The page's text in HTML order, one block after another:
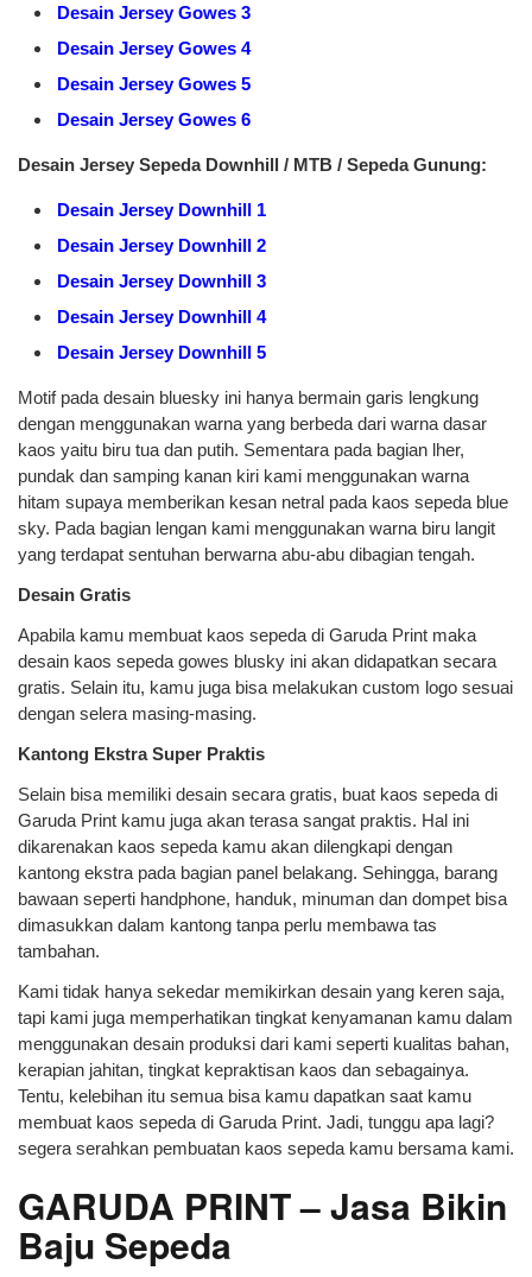
Desain Jersey Gowes 3
Desain Jersey Gowes 4
Desain Jersey Gowes 5
Desain Jersey Gowes 6
Desain Jersey Sepeda Downhill / MTB / Sepeda Gunung:
Desain Jersey Downhill 1
Desain Jersey Downhill 2
Desain Jersey Downhill 3
Desain Jersey Downhill 4
Desain Jersey Downhill 5
Motif pada desain bluesky ini hanya bermain garis lengkung
dengan menggunakan warna yang berbeda dari warna dasar
kaos yaitu biru tua dan putih. Sementara pada bagian lher,
pundak dan samping kanan kiri kami menggunakan warna
hitam supaya memberikan kesan netral pada kaos sepeda blue
sky. Pada bagian lengan kami menggunakan warna biru langit
yang terdapat sentuhan berwarna abu-abu dibagian tengah.
Desain Gratis
Apabila kamu membuat kaos sepeda di Garuda Print maka
desain kaos sepeda gowes blusky ini akan didapatkan secara
gratis. Selain itu, kamu juga bisa melakukan custom logo sesuai
dengan selera masing-masing.
Kantong Ekstra Super Praktis
Selain bisa memiliki desain secara gratis, buat kaos sepeda di
Garuda Print kamu juga akan terasa sangat praktis. Hal ini
dikarenakan kaos sepeda kamu akan dilengkapi dengan
kantong ekstra pada bagian panel belakang. Sehingga, barang
bawaan seperti handphone, handuk, minuman dan dompet bisa
dimasukkan dalam kantong tanpa perlu membawa tas
tambahan.
Kami tidak hanya sekedar memikirkan desain yang keren saja,
tapi kami juga memperhatikan tingkat kenyamanan kamu dalam
menggunakan desain produksi dari kami seperti kualitas bahan,
kerapian jahitan, tingkat kepraktisan kaos dan sebagainya.
Tentu, kelebihan itu semua bisa kamu dapatkan saat kamu
membuat kaos sepeda di Garuda Print. Jadi, tunggu apa lagi?
segera serahkan pembuatan kaos sepeda kamu bersama kami.
GARUDA PRINT – Jasa Bikin
Baju Sepeda